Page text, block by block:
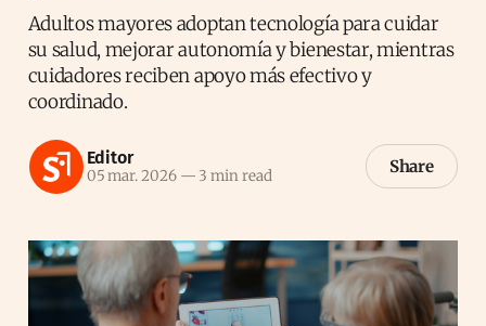
Adultos mayores adoptan tecnología para cuidar
su salud, mejorar autonomía y bienestar, mientras
cuidadores reciben apoyo más efectivo y
coordinado.
Editor
05 mar. 2026 — 3 min read Share